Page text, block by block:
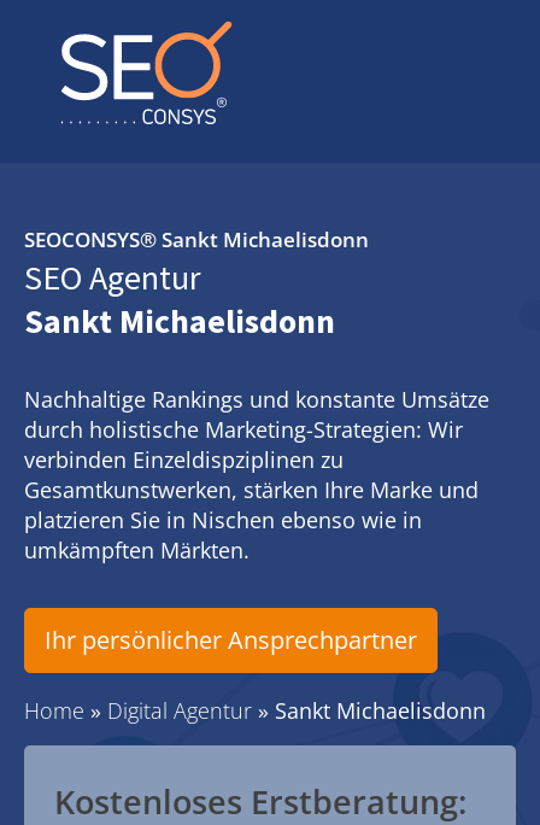
SEOCONSYS®Sankt Michaelisdonn
SEO Agentur
Sankt Michaelisdonn
Nachhaltige Rankings und konstante Umsätze
durch holistische Marketing-Strategien: Wir
verbinden Einzeldispziplinen zu
Gesamtkunstwerken, stärken Ihre Marke und
platzieren Sie in Nischen ebenso wie in
umkämpften Märkten.
Ihr persönlicher Ansprechpartner
Home » Digital Agentur » Sankt Michaelisdonn
Kostenloses Erstberatung: